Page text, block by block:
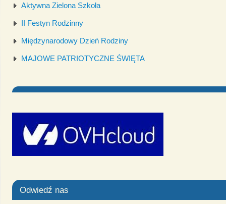
Aktywna Zielona Szkoła
II Festyn Rodzinny
Międzynarodowy Dzień Rodziny
MAJOWE PATRIOTYCZNE ŚWIĘTA
Odwiedź nas